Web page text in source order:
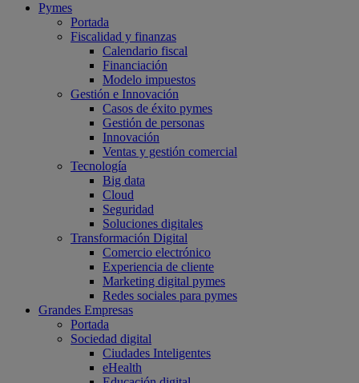
Pymes
Portada
Fiscalidad y finanzas
Calendario fiscal
Financiación
Modelo impuestos
Gestión e Innovación
Casos de éxito pymes
Gestión de personas
Innovación
Ventas y gestión comercial
Tecnología
Big data
Cloud
Seguridad
Soluciones digitales
Transformación Digital
Comercio electrónico
Experiencia de cliente
Marketing digital pymes
Redes sociales para pymes
Grandes Empresas
Portada
Sociedad digital
Ciudades Inteligentes
eHealth